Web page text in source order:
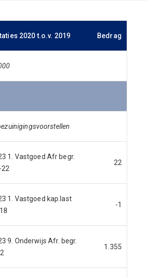
2020 t.o.v. 2019 Bedrag
1. Vastgoed Afr begr.
22
22
1. Vastgoed kap.last
-1
9. Onderwijs Afr. begr.
1.355